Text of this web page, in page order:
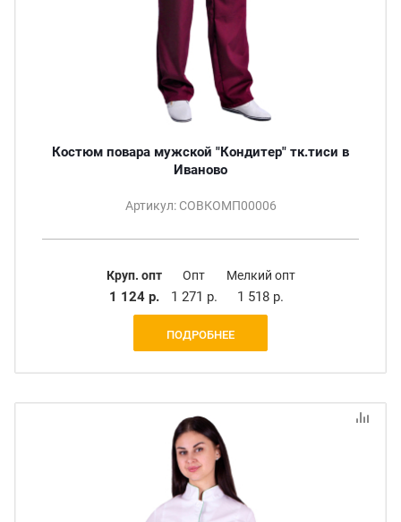
Костюм повара мужской "Кондитер" тк.тиси в
Иваново
Артикул: СОВКОМП00006
Круп. опт
1 124 р.
Опт
1 271 р.
Мелкий опт
1 518 р.
ПОДРОБНЕЕ